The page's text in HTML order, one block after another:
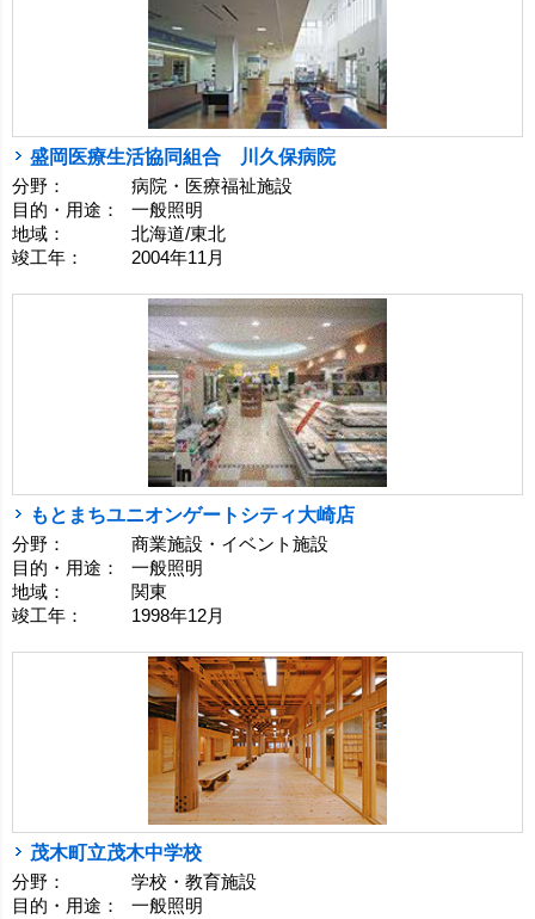
盛岡医療生活協同組合 川久保病院
分野：
病院・医療福祉施設
目的・用途：
一般照明
地域：
北海道/東北
竣工年：
2004年11月
もとまちユニオンゲートシティ大崎店
分野：
商業施設・イベント施設
目的・用途：
一般照明
地域：
関東
竣工年：
1998年12月
茂木町立茂木中学校
分野：
学校・教育施設
目的・用途：
一般照明